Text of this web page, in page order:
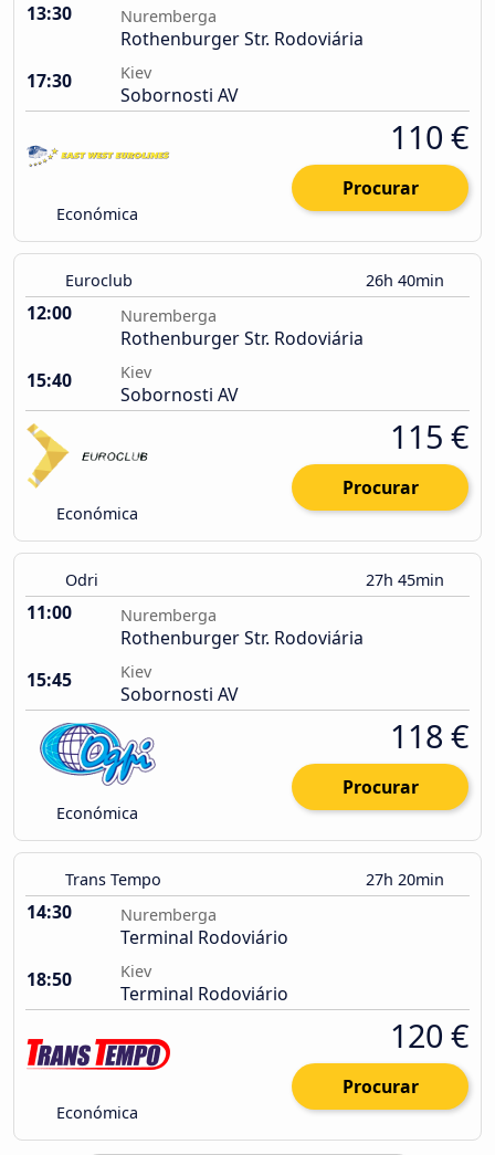
13:30 Nuremberga
Rothenburger Str. Rodoviária
17:30
Kiev
Sobornosti AV
Económica
110 €
Procurar
Euroclub 26h 40min
12:00 Nuremberga
Rothenburger Str. Rodoviária
15:40
Kiev
Sobornosti AV
Económica
115 €
Procurar
Odri 27h 45min
11:00 Nuremberga
Rothenburger Str. Rodoviária
15:45
Kiev
Sobornosti AV
Económica
118 €
Procurar
Trans Tempo 27h 20min
14:30 Nuremberga
Terminal Rodoviário
18:50
Kiev
Terminal Rodoviário
Económica
120 €
Procurar